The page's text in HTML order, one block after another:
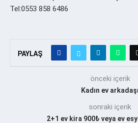
Tel:0553 858 6486
PAYLAŞ
önceki içerik
Kadın ev arkadaşı
sonraki içerik
2+1 ev kira 900₺ veya ev